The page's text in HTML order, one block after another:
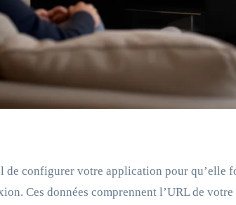
de configurer votre application pour qu’elle
Ces données comprennent l’URL de